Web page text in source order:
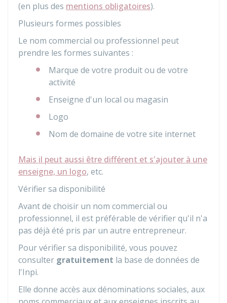
(en plus des mentions obligatoires).
Plusieurs formes possibles
Le nom commercial ou professionnel peut
prendre les formes suivantes :
Marque de votre produit ou de votre
activité
Enseigne d'un local ou magasin
Logo
Nom de domaine de votre site internet
Mais il peut aussi être différent et s'ajouter à une
enseigne, un logo, etc.
Vérifier sa disponibilité
Avant de choisir un nom commercial ou
professionnel, il est préférable de vérifier qu'il n'a
pas déjà été pris par un autre entrepreneur.
Pour vérifier sa disponibilité, vous pouvez
consulter gratuitement la base de données de
l'Inpi.
Elle donne accès aux dénominations sociales, aux